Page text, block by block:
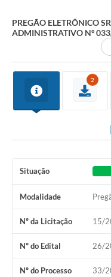
Ouvidoria
Secretarias
Secretarias
Legislação
Audiências Públicas
Organograma
Notícias
PREGÃO ELETRÔNICO
ADMINISTRATIVO Nº
2
Situação
Modalidade
Nº da Licitação 15/
Nº do Edital 26/
Nº do Processo 33/